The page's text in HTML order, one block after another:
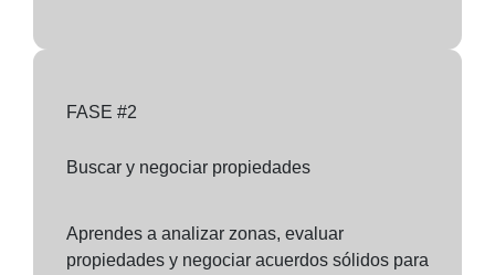
FASE #2
Buscar y negociar propiedades
Aprendes a analizar zonas, evaluar
propiedades y negociar acuerdos sólidos para